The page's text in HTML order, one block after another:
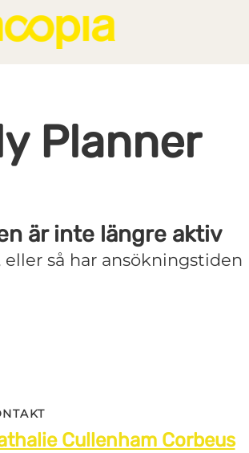
Planner
är inte längre aktiv
så har ansökningstiden
Cullenham Corbeus